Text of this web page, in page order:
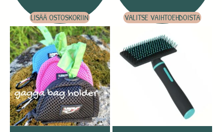
LISÄÄ OSTOSKORIIN VALITSE VAIHTOEHDOISTA